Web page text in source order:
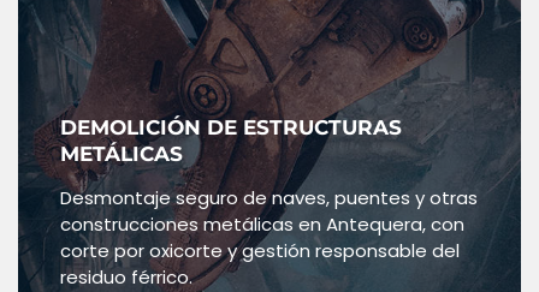
DEMOLICIÓN DE ESTRUCTURAS
METÁLICAS
Desmontaje seguro de naves, puentes y otras
construcciones metálicas en Antequera, con
corte por oxicorte y gestión responsable del
residuo férrico.